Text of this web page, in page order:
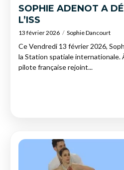
SOPHIE ADENOT A
L’ISS
13 février 2026 Sophie Dancourt
Ce Vendredi 13 février 2026,
la Station spatiale internationale.
pilote française rejoint...